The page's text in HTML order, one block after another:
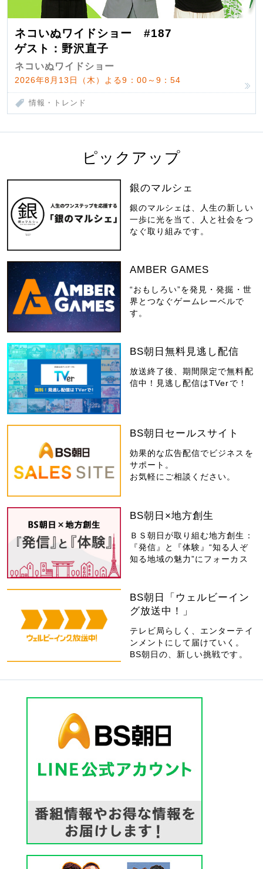
ネコいぬワイドショー #187
ゲスト：野沢直子
ネコいぬワイドショー
2026年8月13日（木）よる9：00～9：54
情報・トレンド
ピックアップ
銀のマルシェ
銀のマルシェは、人生の新しい
一歩に光を当て、人と社会をつ
なぐ取り組みです。
AMBER GAMES
“おもしろい”を発見・発掘・世
界とつなぐゲームレーベルで
す。
BS朝日無料見逃し配信
放送終了後、期間限定で無料配
信中！見逃し配信はTVerで！
BS朝日セールスサイト
効果的な広告配信でビジネスを
サポート。
お気軽にご相談ください。
BS朝日×地方創生
ＢＳ朝日が取り組む地方創生：
『発信』と『体験』“知る人ぞ
知る地域の魅力”にフォーカス
BS朝日「ウェルビーイン
グ放送中！」
テレビ局らしく、エンターテイ
ンメントにして届けていく。
BS朝日の、新しい挑戦です。